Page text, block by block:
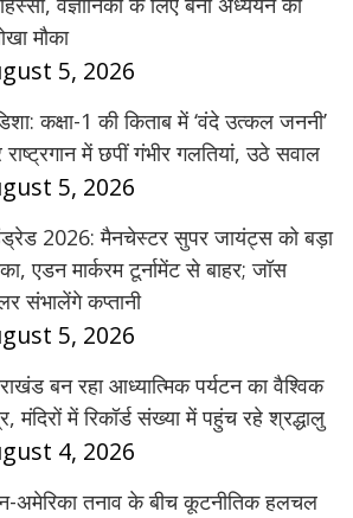
मौका
5, 2026
कक्षा-1 की किताब में ‘वंदे उत्कल जननी’
में छपीं गंभीर गलतियां, उठे सवाल
5, 2026
2026: मैनचेस्टर सुपर जायंट्स को बड़ा
एडन मार्करम टूर्नामेंट से बाहर; जॉस
संभालेंगे कप्तानी
5, 2026
बन रहा आध्यात्मिक पर्यटन का वैश्विक
मंदिरों में रिकॉर्ड संख्या में पहुंच रहे श्रद्धालु
4, 2026
अमेरिका तनाव के बीच कूटनीतिक हलचल